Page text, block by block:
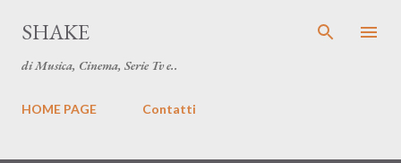
SHAKE
di Musica, Cinema, Serie Tv e..
HOME PAGE Contatti